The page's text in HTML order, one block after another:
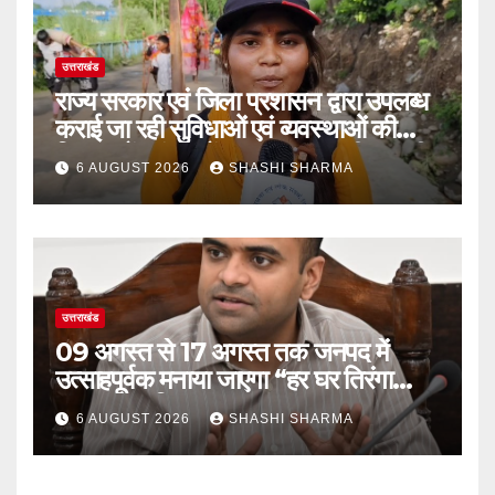
उत्तराखंड
राज्य सरकार एवं जिला प्रशासन द्वारा उपलब्ध
कराई जा रही सुविधाओं एवं व्यवस्थाओं की
शिवभक्तों कांवड़ियों द्वारा खुल कर की जा रही
है सराहना
6 AUGUST 2026 SHASHI SHARMA
उत्तराखंड
09 अगस्त से 17 अगस्त तक जनपद में
उत्साहपूर्वक मनाया जाएगा “हर घर तिरंगा
2026” अभियान
6 AUGUST 2026 SHASHI SHARMA